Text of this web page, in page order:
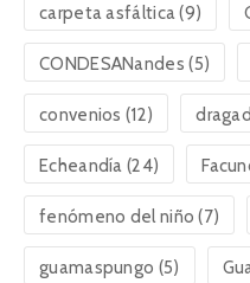
carpeta asfáltica(9)
CONDESANandes (5)
convenios (12)
Echeandía (24)
fenómeno del niño (7)
guamaspungo (5)